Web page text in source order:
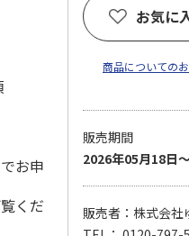
お申
くだ
お気に
商品についての
販売期間
2026年05月18日
販売者：株式会社